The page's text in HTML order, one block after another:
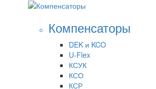
Компенсаторы
DEK и KCO
U-Flex
КСУК
КСО
КСР